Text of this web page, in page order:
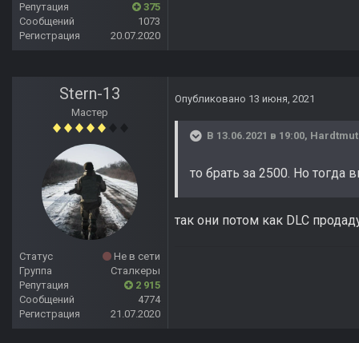
Репутация
375
Сообщений
1073
Регистрация
20.07.2020
Stern-13
Мастер
Статус
Не в сети
Группа
Сталкеры
Репутация
2 915
Сообщений
4774
Регистрация
21.07.2020
Опубликовано 13 июня, 2021
В 13.06.2021 в 19:00,
то брать за 2500. Но
так они потом как DLC